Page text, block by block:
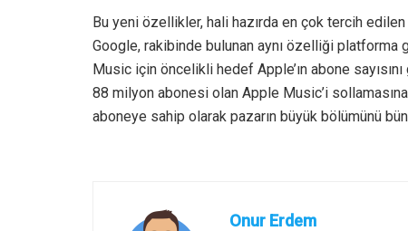
Bu yeni özellikler, hali hazırda en çok tercih
Google, rakibinde bulunan aynı özelliği platforma
Music için öncelikli hedef Apple’ın abone
88 milyon abonesi olan Apple Music’i
aboneye sahip olarak pazarın büyük bölümünü
Onur Erdem